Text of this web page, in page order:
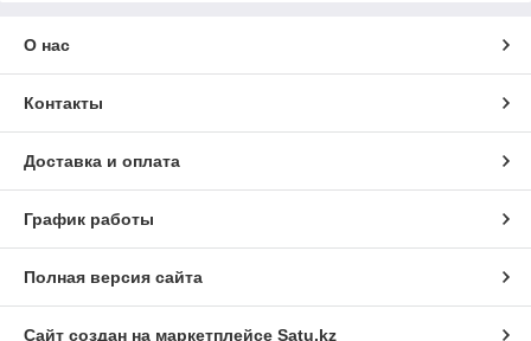
О нас
Контакты
Доставка и оплата
График работы
Полная версия сайта
Сайт создан на маркетплейсе Satu.kz